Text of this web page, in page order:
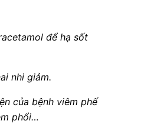
để hạ sốt
nhi giảm.
của bệnh viêm phế
phổi…